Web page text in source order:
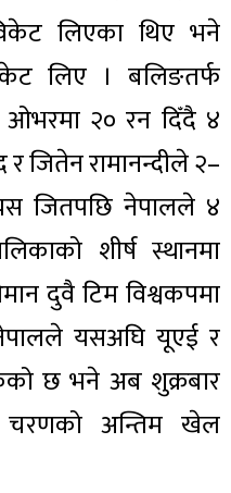
लिएका थिए भने
लिए । बलिङतर्फ
२० रन दिँदै ४
जितेन रामानन्दीले २–
जितपछि नेपालले ४
शीर्ष स्थानमा
दुवै टिम विश्वकपमा
यसअघि यूएई र
छ भने अब शुक्रबार
अन्तिम खेल